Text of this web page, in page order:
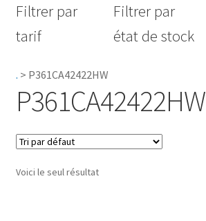
Hygiène
Accessoires Salle de bain
Filtrer par
tarif
Filtrer par
état de stock
. > P361CA42422HW
P361CA42422HW
Voici le seul résultat